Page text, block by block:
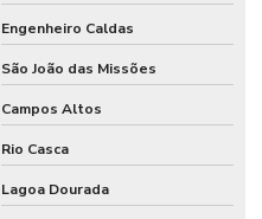
Engenheiro Caldas
São João das Missões
Campos Altos
Rio Casca
Lagoa Dourada